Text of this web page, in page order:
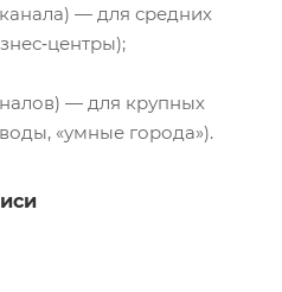
— для средних
— для крупных
«умные города»).